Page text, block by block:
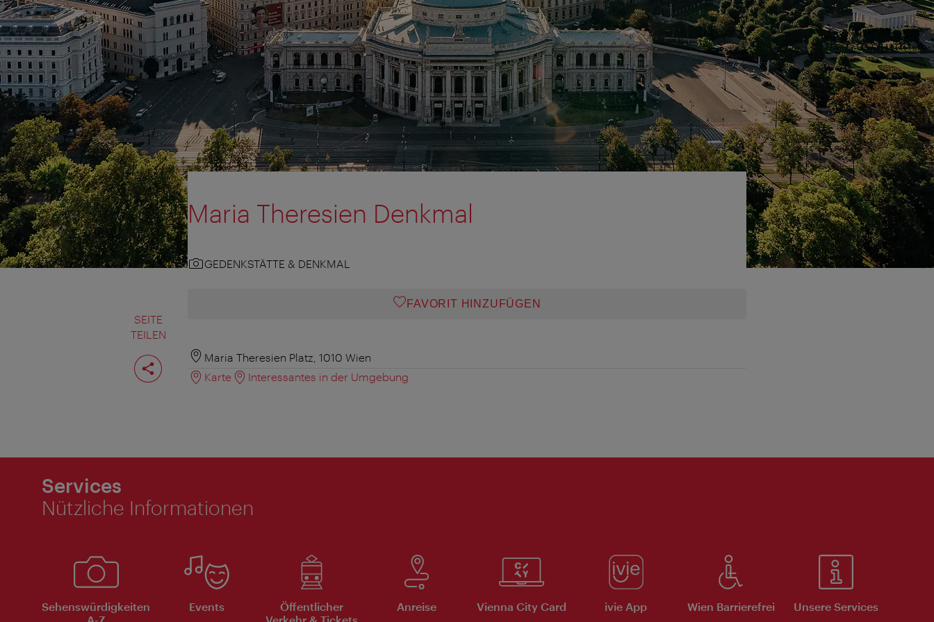
SEITE
TEILEN
Seite
teilen
Maria Theresien Denkmal
GEDENKSTÄTTE & DENKMAL
FAVORIT HINZUFÜGEN
Maria Theresien Platz, 1010 Wien
Karte
Interessantes in der Umgebung
Services
Nützliche Informationen
Sehenswürdigkeiten
Events
Öffentlicher
Anreise Vienna City Card ivie App Wien Barrierefrei Unsere Services